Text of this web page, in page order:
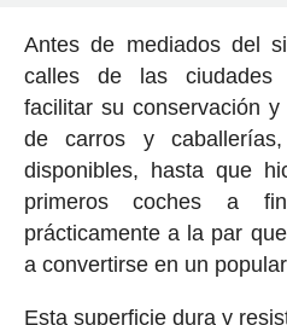
Antes de mediados del
calles de las ciudades
facilitar su conservación
de carros y
disponibles, hasta que
primeros coches a
prácticamente a la par
a convertirse en un
Esta superficie dura y